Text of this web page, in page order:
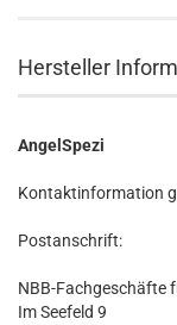
Hersteller
AngelSpezi
Kontaktinformation
Postanschrift:
NBB-Fachgeschäfte
Im Seefeld 9